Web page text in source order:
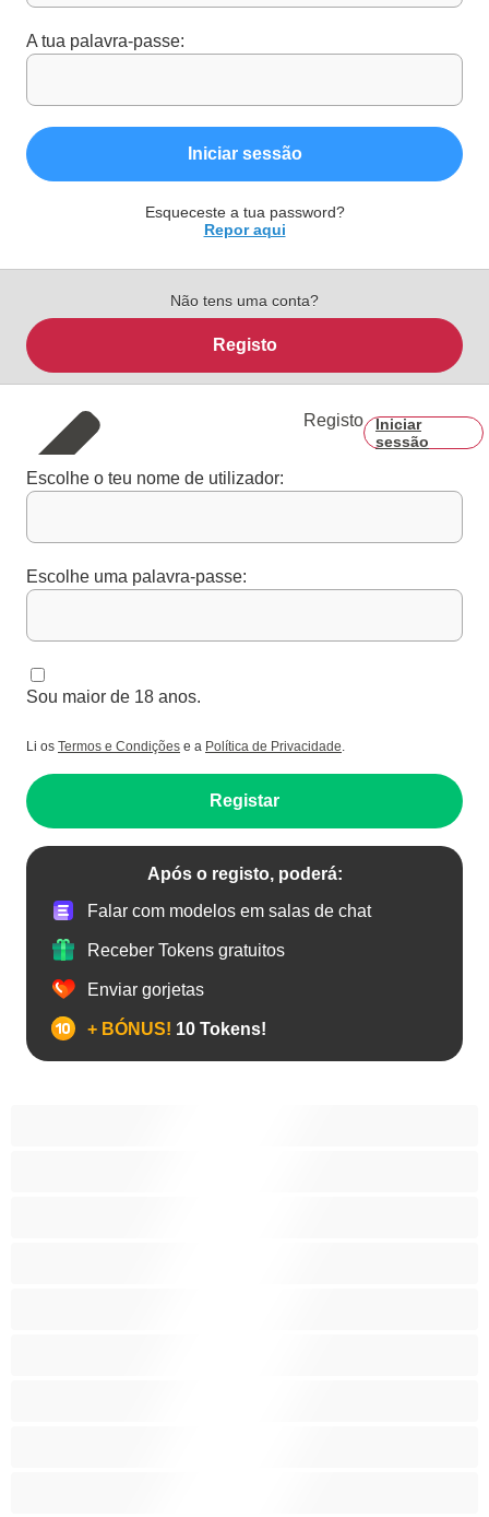
A tua palavra-passe:
Iniciar sessão
Esqueceste a tua password?
Repor aqui
Não tens uma conta?
Registo
Registo
Iniciar
sessão
Escolhe o teu nome de utilizador:
Escolhe uma palavra-passe:
Sou maior de 18 anos.
Li os Termos e Condições e a Política de Privacidade.
Registar
Após o registo, poderá:
Falar com modelos em salas de chat
Receber Tokens gratuitos
Enviar gorjetas
+ BÓNUS! 10 Tokens!